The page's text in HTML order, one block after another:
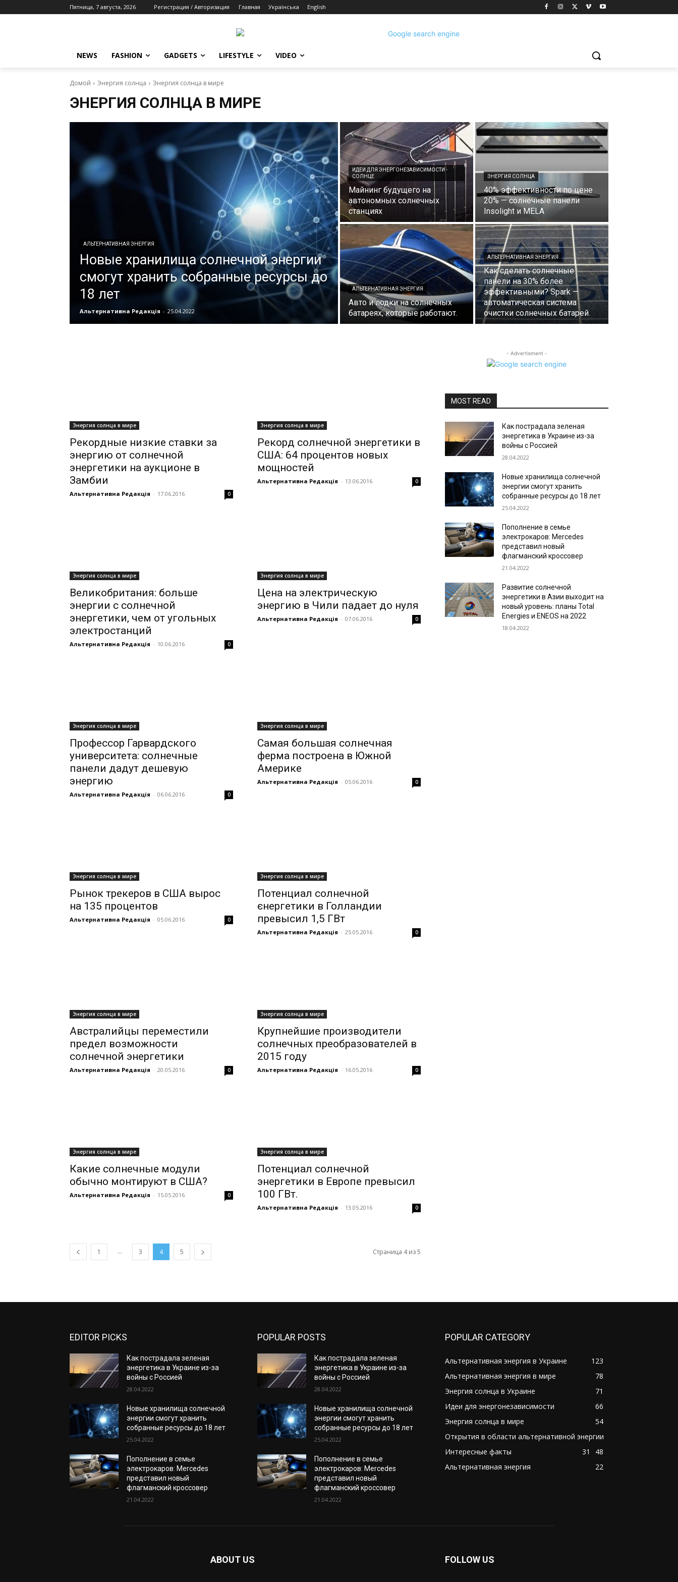
Пятница, 7 августа, 2026 Регистрация / Авторизация Главная Українська English
NEWS FASHION GADGETS LIFESTYLE VIDEO
Домой Энергия солнца Энергия солнца в мире
ЭНЕРГИЯ СОЛНЦА В МИРЕ
АЛЬТЕРНАТИВНАЯ ЭНЕРГИЯ
Новые хранилища солнечной энергии
смогут хранить собранные ресурсы до
18 лет
Альтернативна Редакція - 25.04.2022
ИДЕИ ДЛЯ ЭНЕРГОНЕЗАВИСИМОСТИ -
СОЛНЦЕ
Майнинг будущего на
автономных солнечных
станциях
ЭНЕРГИЯ СОЛНЦА
40% эффективности по цене
20% — солнечные панели
Insolight и MELA
АЛЬТЕРНАТИВНАЯ ЭНЕРГИЯ
Авто и лодки на солнечных
батареях, которые работают.
АЛЬТЕРНАТИВНАЯ ЭНЕРГИЯ
Как сделать солнечные
панели на 30% более
эффективными? Spark —
автоматическая система
очистки солнечных батарей.
Энергия солнца в мире
Рекордные низкие ставки за
энергию от солнечной
энергетики на аукционе в
Замбии
Альтернативна Редакція - 17.06.2016 0
Энергия солнца в мире
Рекорд солнечной энергетики в
США: 64 процентов новых
мощностей
Альтернативна Редакція - 13.06.2016 0
Энергия солнца в мире
Великобритания: больше
энергии с солнечной
энергетики, чем от угольных
электростанций
Альтернативна Редакція - 10.06.2016 0
Энергия солнца в мире
Цена на электрическую
энергию в Чили падает до нуля
Альтернативна Редакція - 07.06.2016 0
Энергия солнца в мире
Профессор Гарвардского
университета: солнечные
панели дадут дешевую
энергию
Альтернативна Редакція - 06.06.2016 0
Энергия солнца в мире
Самая большая солнечная
ферма построена в Южной
Америке
Альтернативна Редакція - 05.06.2016 0
Энергия солнца в мире
Рынок трекеров в США вырос
на 135 процентов
Альтернативна Редакція - 05.06.2016 0
Энергия солнца в мире
Потенциал солнечной
єнергетики в Голландии
превысил 1,5 ГВт
Альтернативна Редакція - 25.05.2016 0
Энергия солнца в мире
Австралийцы переместили
предел возможности
солнечной энергетики
Альтернативна Редакція - 20.05.2016 0
Энергия солнца в мире
Крупнейшие производители
солнечных преобразователей в
2015 году
Альтернативна Редакція - 16.05.2016 0
Энергия солнца в мире
Какие солнечные модули
обычно монтируют в США?
Альтернативна Редакція - 15.05.2016 0
Энергия солнца в мире
Потенциал солнечной
энергетики в Европе превысил
100 ГВт.
Альтернативна Редакція - 13.05.2016 0
1 ... 3 4 5 Страница 4 из 5
- Advertisment -
MOST READ
Как пострадала зеленая
энергетика в Украине из-за
войны с Россией
28.04.2022
Новые хранилища солнечной
энергии смогут хранить
собранные ресурсы до 18 лет
25.04.2022
Пополнение в семье
электрокаров: Mercedes
представил новый
флагманский кроссовер
21.04.2022
Развитие солнечной
энергетики в Азии выходит на
новый уровень: планы Total
Energies и ENEOS на 2022
18.04.2022
EDITOR PICKS
Как пострадала зеленая
энергетика в Украине из-за
войны с Россией
28.04.2022
Новые хранилища солнечной
энергии смогут хранить
собранные ресурсы до 18 лет
25.04.2022
Пополнение в семье
электрокаров: Mercedes
представил новый
флагманский кроссовер
21.04.2022
POPULAR POSTS
Как пострадала зеленая
энергетика в Украине из-за
войны с Россией
28.04.2022
Новые хранилища солнечной
энергии смогут хранить
собранные ресурсы до 18 лет
25.04.2022
Пополнение в семье
электрокаров: Mercedes
представил новый
флагманский кроссовер
21.04.2022
POPULAR CATEGORY
Альтернативная энергия в Украине
123
Альтернативная энергия в мире
78
Энергия солнца в Украине
71
Идеи для энергонезависимости
66
Энергия солнца в мире
54
Открытия в области альтернативной энергии
48
Интересные факты
31
Альтернативная энергия
22
ABOUT US FOLLOW US